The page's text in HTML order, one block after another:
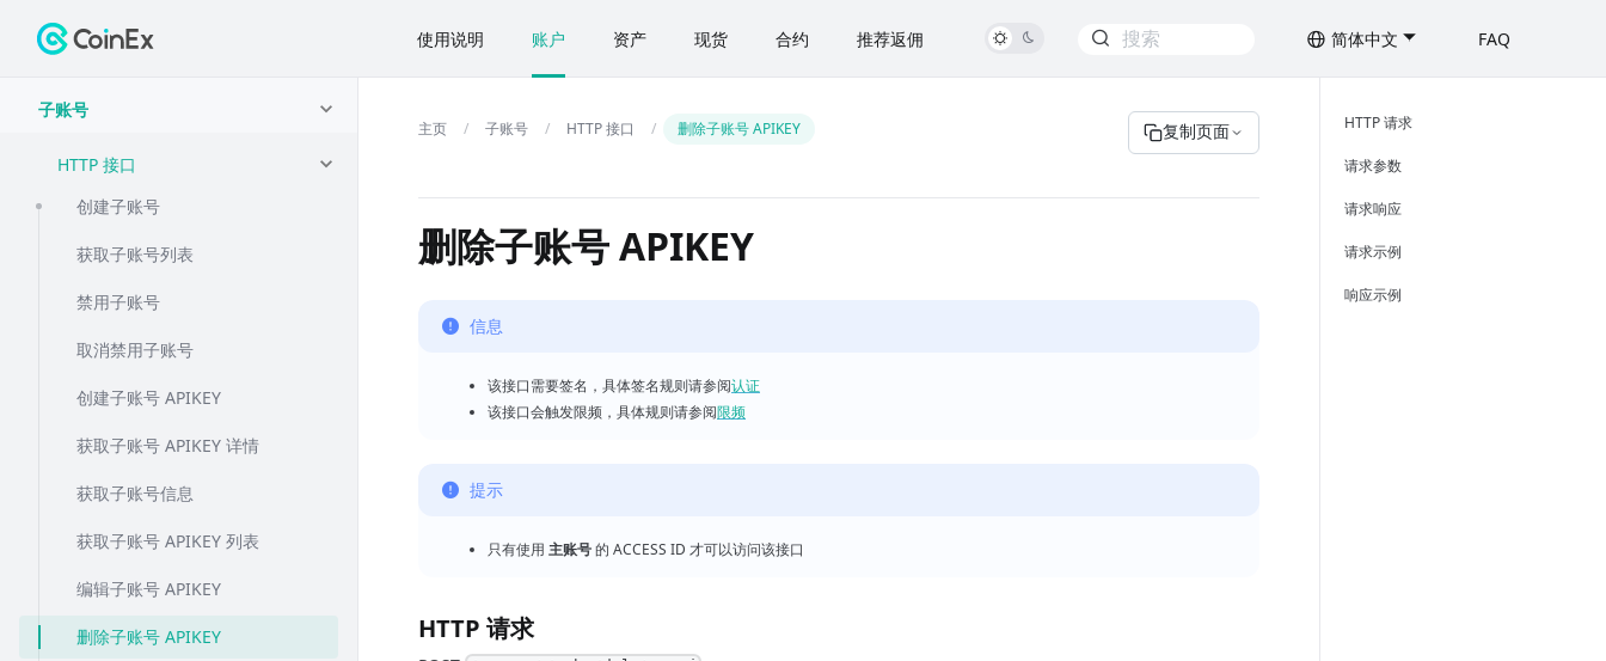
使用说明 账户 资产 现货 合约 推荐返佣 简体中文 FAQ
子账号
HTTP 接口
创建子账号
获取子账号列表
禁用子账号
取消禁用子账号
创建子账号 APIKEY
获取子账号 APIKEY 详情
获取子账号信息
获取子账号 APIKEY 列表
编辑子账号 APIKEY
删除子账号 APIKEY
子账号 HTTP 接口 删除子账号 APIKEY 复制页面
删除子账号 APIKEY
信息
该接口需要签名，具体签名规则请参阅认证
该接口会触发限频，具体规则请参阅限频
提示
只有使用 主账号的 ACCESS ID 才可以访问该接口
HTTP 请求
HTTP 请求
请求参数
请求响应
请求示例
响应示例